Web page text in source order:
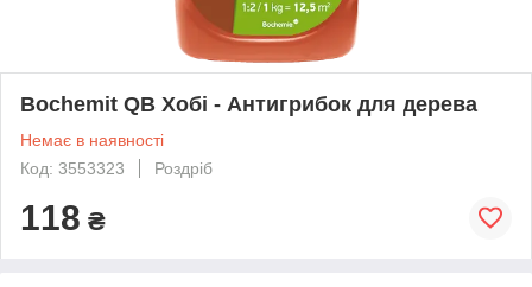
Bochemit QB Хобі - Антигрибок для дерева
Немає в наявності
Код: 3553323
Роздріб
118 ₴